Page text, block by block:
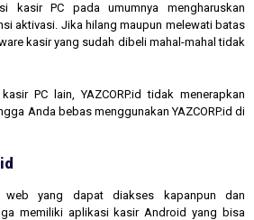
kasir PC pada umumnya mengharuskan
aktivasi. Jika hilang maupun melewati batas
kasir yang sudah dibeli mahal-mahal tidak
PC lain, YAZCORP.id tidak menerapkan
Anda bebas menggunakan YAZCORP.id di
web yang dapat diakses kapanpun dan
memiliki aplikasi kasir Android yang bisa